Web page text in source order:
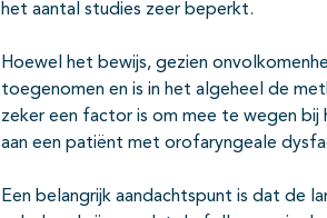
het aantal studies zeer beperkt.
Hoewel het bewijs, gezien
toegenomen en is in het algeheel de
zeker een factor is om mee te wegen
aan een patiënt met orofaryngeale
Een belangrijk aandachtspunt is dat de